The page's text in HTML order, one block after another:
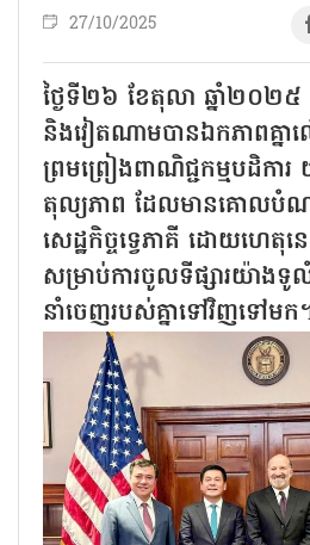
27/10/2025
ថ្ងៃទី២៦ ខែតុលា ឆ្នាំ២០២៥
និងវៀតណាមបានឯកភាពគ្នា
ព្រមព្រៀងពាណិជ្ជកម្មបដិកា
តុល្យភាព ដែលមានគោលបំ
សេដ្ឋកិច្ចទ្វេភាគី ដោយហេតុន
សម្រាប់ការចូលទីផ្សារយ៉ាង
នាំចេញរបស់គ្នាទៅវិញទៅមក